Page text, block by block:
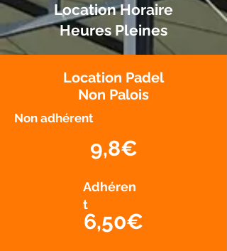
Location Horaire
Heures Pleines
Location Padel
Non Palois
Non adhérent
9,8€
Adhéren
t
6,50€